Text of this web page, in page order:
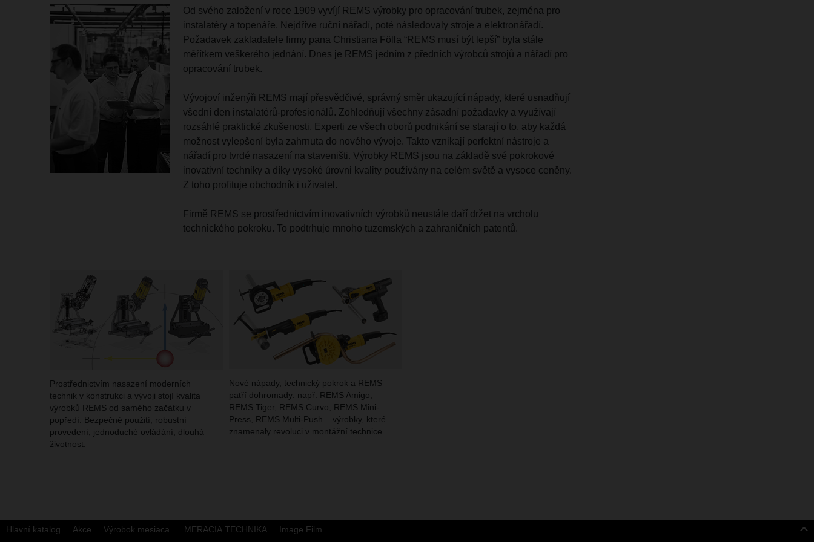
Od svého založení v roce 1909 vyvíjí REMS výrobky pro opracování trubek, zejména pro
instalatéry a topenáře. Nejdříve ruční nářadí, poté následovaly stroje a elektronářadí.
Požadavek zakladatele firmy pana Christiana Fölla “REMS musí být lepší” byla stále
měřítkem veškerého jednání. Dnes je REMS jedním z předních výrobců strojů a nářadí pro
opracování trubek.
Vývojoví inženýři REMS mají přesvědčivé, správný směr ukazující nápady, které usnadňují
všední den instalatérů-profesionálů. Zohledňují všechny zásadní požadavky a využívají
rozsáhlé praktické zkušenosti. Experti ze všech oborů podnikání se starají o to, aby každá
možnost vylepšení byla zahrnuta do nového vývoje. Takto vznikají perfektní nástroje a
nářadí pro tvrdé nasazení na staveništi. Výrobky REMS jsou na základě své pokrokové
inovativní techniky a díky vysoké úrovni kvality používány na celém světě a vysoce ceněny.
Z toho profituje obchodník i uživatel.
Firmě REMS se prostřednictvím inovativních výrobků neustále daří držet na vrcholu
technického pokroku. To podtrhuje mnoho tuzemských a zahraničních patentů.
Prostřednictvím nasazení moderních
technik v konstrukci a vývoji stojí kvalita
výrobků REMS od samého začátku v
popředí: Bezpečné použití, robustní
provedení, jednoduché ovládání, dlouhá
životnost.
Nové nápady, technický pokrok a REMS
patří dohromady: např. REMS Amigo,
REMS Tiger, REMS Curvo, REMS Mini-
Press, REMS Multi-Push – výrobky, které
znamenaly revoluci v montážní technice.
Hlavní katalog Akce Výrobok mesiaca MERACIA TECHNIKA Image Film